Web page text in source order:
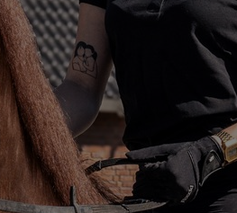
want daar ligt
en wilt meer over ze